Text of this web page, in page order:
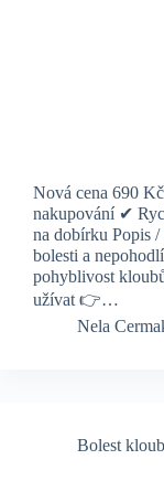
Nová cena 690
nakupování ✔
na dobírku Popis
bolesti a
pohyblivost
užívat 👉…
Nela
Bolest